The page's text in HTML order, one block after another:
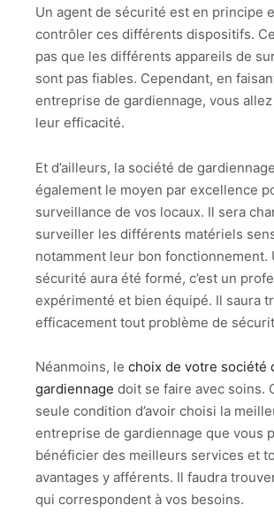
Un agent de sécurité est en principe
contrôler ces différents dispositifs.
pas que les différents appareils de
sont pas fiables. Cependant, en
entreprise de gardiennage, vous
leur efficacité.
Et d’ailleurs, la société de
également le moyen par excellence
surveillance de vos locaux. Il sera
surveiller les différents matériels
notamment leur bon fonctionnement.
sécurité aura été formé, c’est un
expérimenté et bien équipé. Il saura
efficacement tout problème de
Néanmoins, le choix de votre société
gardiennage doit se faire avec soins.
seule condition d’avoir choisi la
entreprise de gardiennage que vous
bénéficier des meilleurs services et
avantages y afférents. Il faudra
qui correspondent à vos besoins.